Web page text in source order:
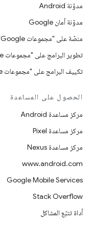
مدوّنة Android
مدوّنة أمان Google
منصّة على "مجموعات Google"
تطوير البرامج على "مجموعات Google"
تكييف البرامج على "مجموعات Google"
الحصول على المساعدة
مركز مساعدة Android
مركز مساعدة Pixel
مركز مساعدة Nexus
www.android.com
Google Mobile Services
Stack Overflow
أداة تتبّع المشاكل